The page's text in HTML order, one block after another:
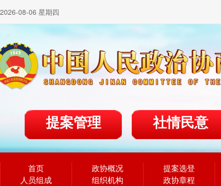
2026-08-06 星期四
提案管理 社情民意
首页
人员组成
政协概况
组织机构
提案选登
政协章程